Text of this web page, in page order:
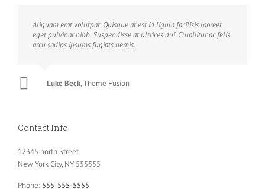
Aliquam erat volutpat. Quisque at est id ligula facilisis laoreet
eget pulvinar nibh. Suspendisse at ultrices dui. Curabitur ac felis
arcu sadips ipsums fugiats nemis.
Luke Beck,Theme Fusion
Contact Info
12345 north Street
New York City, NY 555555
Phone: 555-555-5555